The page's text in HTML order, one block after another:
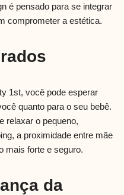
é pensado para se integrar
comprometer a estética.
1st, você pode esperar
quanto para o seu bebê.
relaxar o pequeno,
a proximidade entre mãe
mais forte e seguro.
da